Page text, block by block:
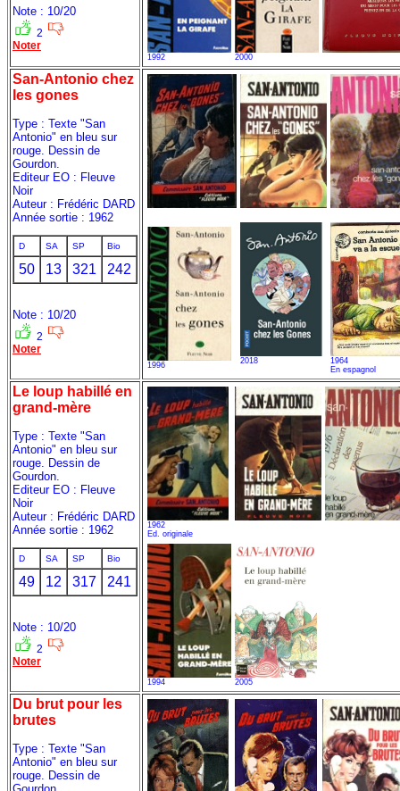
Note : 10/20
2
Noter
1992 2000
San-Antonio chez
les gones
Type : Texte "San
Antonio" en bleu sur
rouge. Dessin de
Gourdon.
Editeur EO : Fleuve
Noir
Auteur : Frédéric DARD
Année sortie : 1962
D SA SP Bio
50 13 321 242
Note : 10/20
2
Noter
1996 2018
1964
En espagnol
Le loup habillé en
grand-mère
Type : Texte "San
Antonio" en bleu sur
rouge. Dessin de
Gourdon.
Editeur EO : Fleuve
Noir
Auteur : Frédéric DARD
Année sortie : 1962
D SA SP Bio
49 12 317 241
Note : 10/20
2
Noter
1962
Ed. originale
1994 2005
Du brut pour les
brutes
Type : Texte "San
Antonio" en bleu sur
rouge. Dessin de